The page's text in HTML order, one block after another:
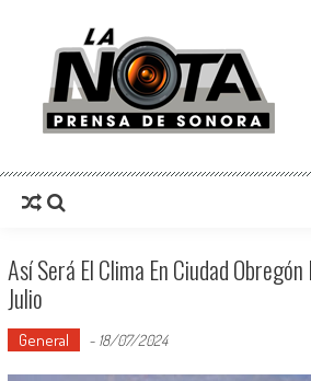
La Nota Prensa De
Así Será El Clima En Ciudad
Julio
General - 18/07/2024